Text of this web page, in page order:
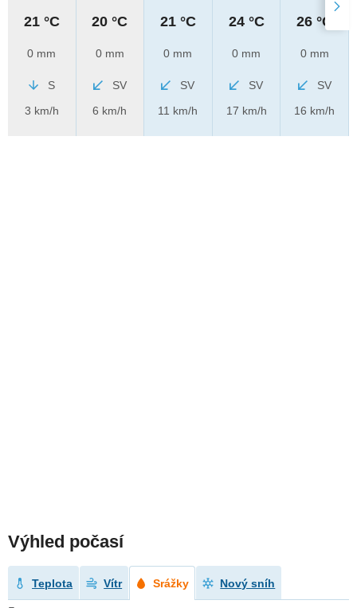
21 °C
0 mm
S
3 km/h
20 °C
0 mm
SV
6 km/h
21 °C
0 mm
SV
11 km/h
24 °C
0 mm
SV
17 km/h
26 °C
0 mm
SV
16 km/h
Výhled počasí
Teplota Vítr Srážky Nový sníh